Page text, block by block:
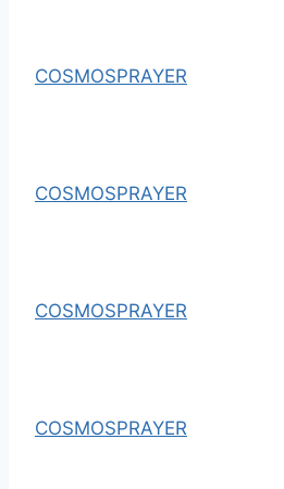
COSMOSPRAYER
COSMOSPRAYER
COSMOSPRAYER
COSMOSPRAYER